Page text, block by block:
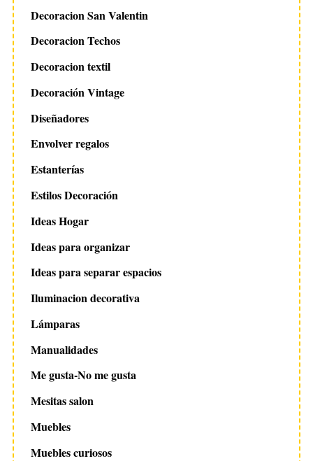
Decoracion San Valentin
Decoracion Techos
Decoracion textil
Decoración Vintage
Diseñadores
Envolver regalos
Estanterías
Estilos Decoración
Ideas Hogar
Ideas para organizar
Ideas para separar espacios
Iluminacion decorativa
Lámparas
Manualidades
Me gusta-No me gusta
Mesitas salon
Muebles
Muebles curiosos